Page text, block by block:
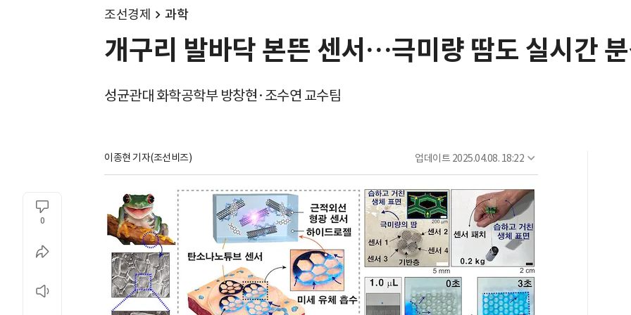
조선경제 과학
개구리 발바닥 본뜬 센서…극미량 땀도 실시간
성균관대 화학공학부 방창현·조수연 교수팀
이종현 기자(조선비즈) 업데이트 2025.04.08. 18:22
0